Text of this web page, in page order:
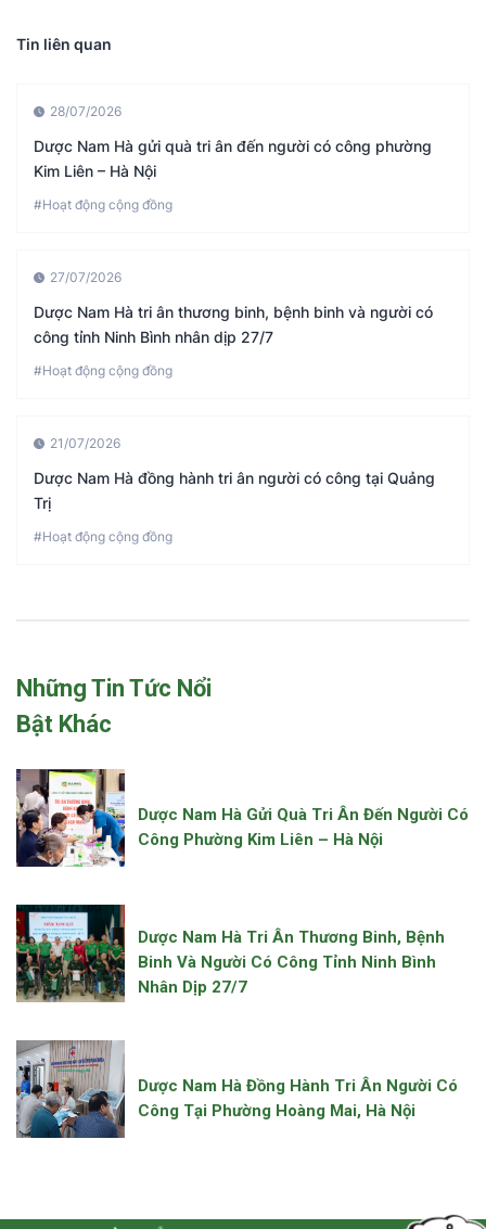
Tin liên quan
28/07/2026
Dược Nam Hà gửi quà tri ân đến người có công phường
Kim Liên – Hà Nội
#Hoạt động cộng đồng
27/07/2026
Dược Nam Hà tri ân thương binh, bệnh binh và người có
công tỉnh Ninh Bình nhân dịp 27/7
#Hoạt động cộng đồng
21/07/2026
Dược Nam Hà đồng hành tri ân người có công tại Quảng
Trị
#Hoạt động cộng đồng
Những Tin Tức Nổi
Bật Khác
Dược Nam Hà Gửi Quà Tri Ân Đến Người Có
Công Phường Kim Liên – Hà Nội
Dược Nam Hà Tri Ân Thương Binh, Bệnh
Binh Và Người Có Công Tỉnh Ninh Bình
Nhân Dịp 27/7
Dược Nam Hà Đồng Hành Tri Ân Người Có
Công Tại Phường Hoàng Mai, Hà Nội